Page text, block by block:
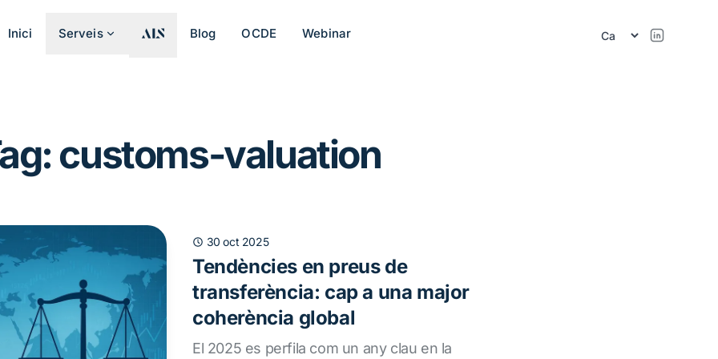
Inici Serveis Blog OCDE Webinar
customs-valuation
30 oct 2025
Tendències en preus de
transferència: cap a una major
coherència global
El 2025 es perfila com un any clau en la